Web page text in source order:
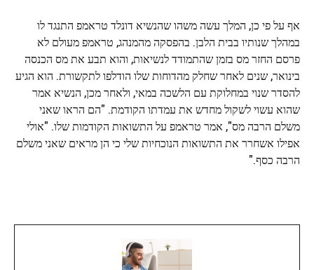
אף על פי כן, המלך עשה משהו שהנשיא דונלד טראמפ התנגד לו
במהלך שנותיו בבית הלבן. בהפסקה מהמנהג, טראמפ מעולם לא
פרסם החזר מס בזמן שהתמודד לנשיאות, והוא תבע את מס הכנסה
בינואר, שנים לאחר שחלק מהדוחות שלו הודלפו לתקשורת. הוא הגיע
להסדר שנוי במחלוקת עם הלשכה במאי, ולאחר מכן, הנשיא אמר
שהוא עשוי לשקול מחדש את עמדתו הקודמת. "הם הראו שאני
משלם הרבה מס", אמר טראמפ על התשואות הקודמות שלו. "אולי
אפילו אשחרר את התשואות הנוכחיות שלי כי הן מראים שאני משלם
הרבה כסף."